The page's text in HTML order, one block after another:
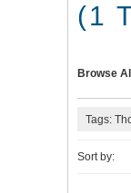
(1
Browse All
Tags:
Sort by: